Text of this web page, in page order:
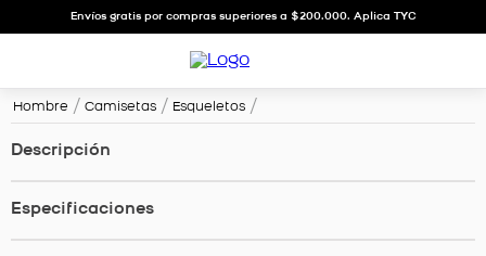
Envíos gratis por compras superiores a $200.000. Aplica TYC
Hombre Camisetas Esqueletos
Descripción
Especificaciones